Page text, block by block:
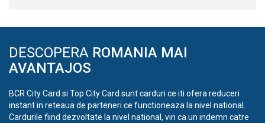
DESCOPERA ROMANIA MAI
AVANTAJOS
BCR City Card si Top City Card sunt carduri ce iti ofera reduceri
instant in reteaua de parteneri ce functioneaza la nivel national.
Cardurile fiind dezvoltate la nivel national, vin ca un indemn catre